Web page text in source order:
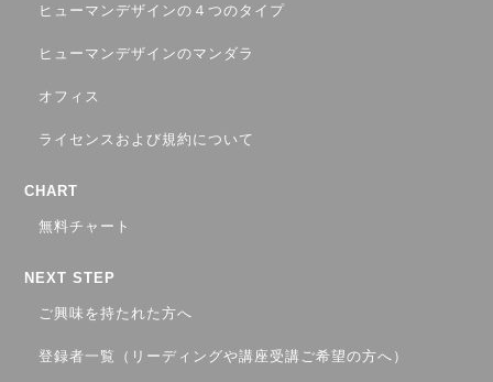
ヒューマンデザインの４つのタイプ
ヒューマンデザインのマンダラ
オフィス
ライセンスおよび規約について
CHART
無料チャート
NEXT STEP
ご興味を持たれた方へ
登録者一覧（リーディングや講座受講ご希望の方へ）